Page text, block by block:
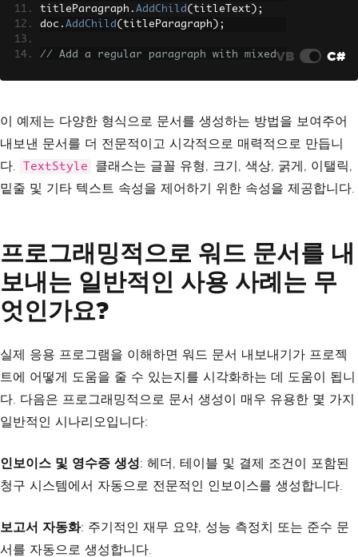
titleParagraph . AddChild ( titleText );
doc . AddChild ( titleParagraph );
// Add a regular paragraph with mixed
Text normalText = new Text ( "Total reve
nue for Q4 was "
Text emphasizedText = new Text( "$1.2 m
illion"
);
emphasizedText
new TextStyle
()
{
Bold = true, Italic = true
};
contentParagraph .AddChild(normalText);
contentParagraph
emphasizedTe
xt);
contentParagraph
. AddChild( endText
);
doc. AddChild
doc .SaveAs( "quarterly_report.docx");
VB C#
이 예제는 다양한 형식으로 문서를 생성하는 방법을 보여주어
내보낸 문서를 더 전문적이고 시각적으로 매력적으로 만듭니
다.
TextStyle
클래스는 글꼴 유형, 크기, 색상, 굵게, 이탤릭,
밑줄 및 기타 텍스트 속성을 제어하기 위한 속성을 제공합니다.
프로그래밍적으로 워드 문서를 내
보내는 일반적인 사용 사례는 무
엇인가요?
실제 응용 프로그램을 이해하면 워드 문서 내보내기가 프로젝
트에 어떻게 도움을 줄 수 있는지를 시각화하는 데 도움이 됩니
다. 다음은 프로그래밍적으로 문서 생성이 매우 유용한 몇 가지
일반적인 시나리오입니다:
인보이스 및 영수증 생성: 헤더, 테이블 및 결제 조건이 포함된
청구 시스템에서 자동으로 전문적인 인보이스를 생성합니다.
보고서 자동화: 주기적인 재무 요약, 성능 측정치 또는 준수 문
서를 자동으로 생성합니다.